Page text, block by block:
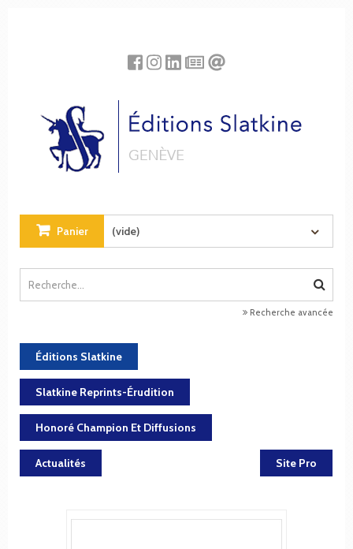
Panier (vide)
Recherche avancée
Éditions Slatkine
Slatkine Reprints-Érudition
Honoré Champion Et Diffusions
Actualités Site Pro